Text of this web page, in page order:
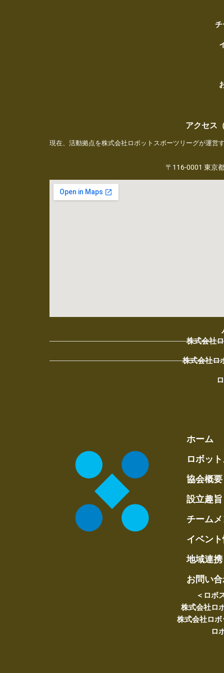
チ
アクセス
現在、活動拠点を株式会社ロボットスポーツリーグが運営
〒116-0001 東京
株式会社
株式会社ロ
ホーム
ロボッ
協会概要
設立趣旨
チーム
イベン
地域連携
お問い
＜ロボ
株式会社ロ
株式会社ロ
ロ